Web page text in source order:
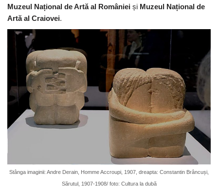
Muzeul Național de Artă al României și Muzeul Național de
Artă al Craiovei.
Stânga imaginii: Andre Derain, Homme Accroupi, 1907, dreapta: Constantin Brâncuși,
Sărutul, 1907-1908/ foto: Cultura la dubă